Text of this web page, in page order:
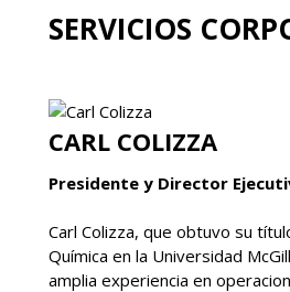
SERVICIOS
CARL COLIZZA
Presidente y Director
Carl Colizza, que obtuvo su
Química en la Universidad
amplia experiencia en